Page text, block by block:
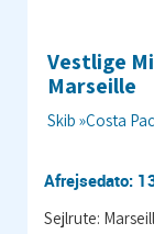
Vestlige
Marseille
Skib »Costa
Afrejsedato:
Sejlrute: